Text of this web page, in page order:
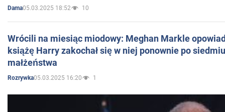
Dama05.03.2025 18:52 10
Wrócili na miesiąc miodowy: Meghan Markle
książę Harry zakochał się w niej ponownie po
małżeństwa
Rozrywka05.03.2025 16:20 1